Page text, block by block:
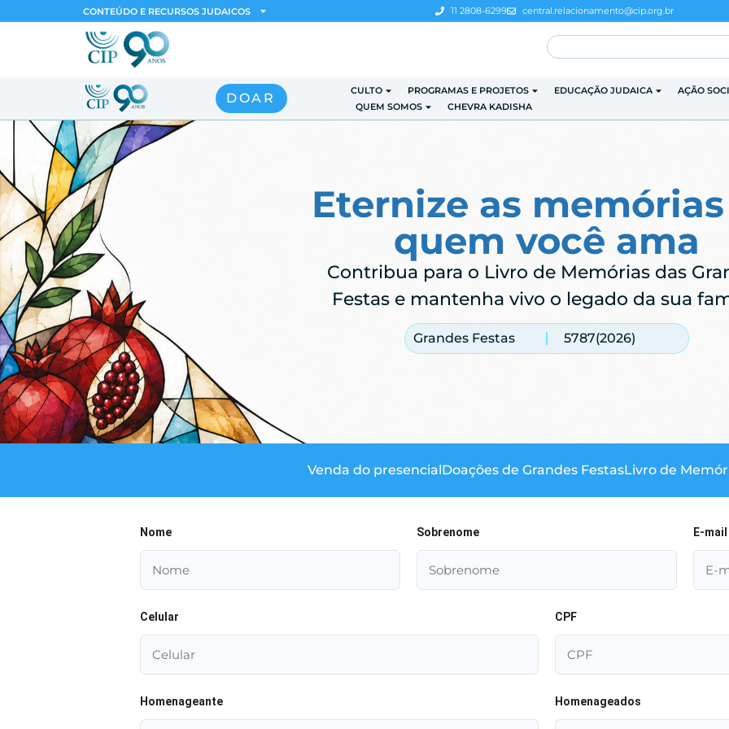
CONTEÚDO E RECURSOS JUDAICOS 11 2808-6299 central.relacionamento@cip.org.br
DOAR CULTO PROGRAMAS E PROJETOS EDUCAÇÃO JUDAICA AÇÃO
QUEM SOMOS
CHEVRA KADISHA
Eternize as
quem você ama
Contribua para o Livro de Memórias das
Festas e mantenha vivo o legado da sua
Grandes Festas 5787(2026)
Venda do presencialDoações de Grandes FestasLivro de
Nome Sobrenome E-mail
Celular CPF
Homenageante Homenageados